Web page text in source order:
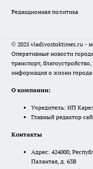
Редакционная политика
© 2025 vladivostoktimes.ru -
Оперативные новости
транспорт,
информация о жизни города
О компании:
Учредитель: ИП
Главный редактор
Контакты
Адрес: 424000,
Палантая, д. 63В